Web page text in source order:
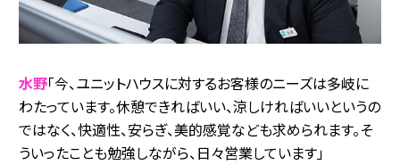
水野「今、ユニットハウスに対するお客様のニーズは多岐に
わたっています。休憩できればいい、涼しければいいというの
ではなく、快適性、安らぎ、美的感覚なども求められます。そ
ういったことも勉強しながら、日々営業しています」